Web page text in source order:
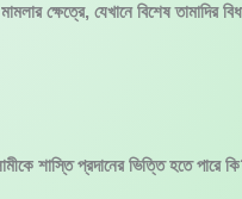
ক্ষেত্রে, যেখানে বিশেষ তামাদির
শাস্তি প্রদানের ভিত্তি হতে পারে